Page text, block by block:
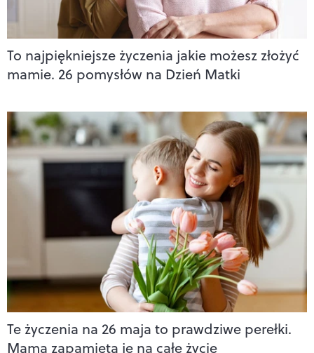
To najpiękniejsze życzenia jakie możesz złożyć
mamie. 26 pomysłów na Dzień Matki
Te życzenia na 26 maja to prawdziwe perełki.
Mama zapamięta je na całe życie